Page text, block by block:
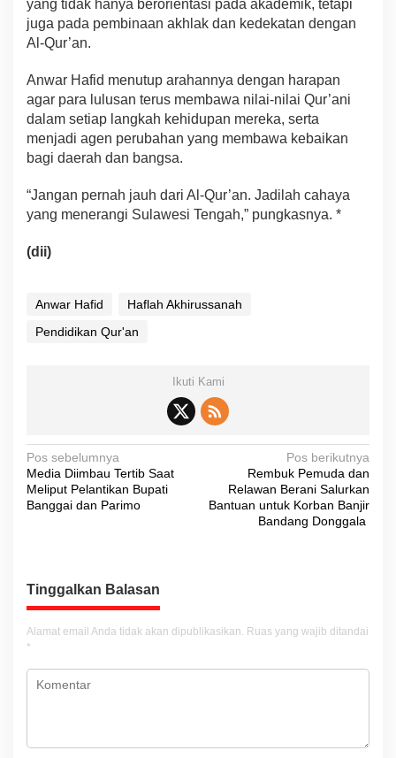
yang tidak hanya berorientasi pada akademik, tetapi
juga pada pembinaan akhlak dan kedekatan dengan
Al-Qur’an.
Anwar Hafid menutup arahannya dengan harapan
agar para lulusan terus membawa nilai-nilai Qur’ani
dalam setiap langkah kehidupan mereka, serta
menjadi agen perubahan yang membawa kebaikan
bagi daerah dan bangsa.
“Jangan pernah jauh dari Al-Qur’an. Jadilah cahaya
yang menerangi Sulawesi Tengah,” pungkasnya. *
(dii)
Anwar Hafid
Haflah Akhirussanah
Pendidikan Qur'an
Ikuti Kami
N
a
v
a
s
i
o
Pos sebelumnya
Media Diimbau Tertib Saat
Meliput Pelantikan Bupati
Banggai dan Parimo
Pos berikutnya
Rembuk Pemuda dan
Relawan Berani Salurkan
Bantuan untuk Korban Banjir
Bandang Donggala
Tinggalkan Balasan
Alamat email Anda tidak akan dipublikasikan. Ruas yang wajib ditandai
*